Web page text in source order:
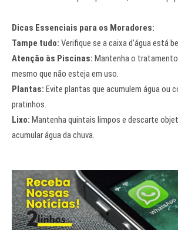
Dicas Essenciais para os Moradores:
Tampe tudo: Verifique se a caixa d’água está
Atenção às Piscinas: Mantenha o tratamento
mesmo que não esteja em uso.
Plantas: Evite plantas que acumulem água ou
pratinhos.
Lixo: Mantenha quintais limpos e descarte
acumular água da chuva.